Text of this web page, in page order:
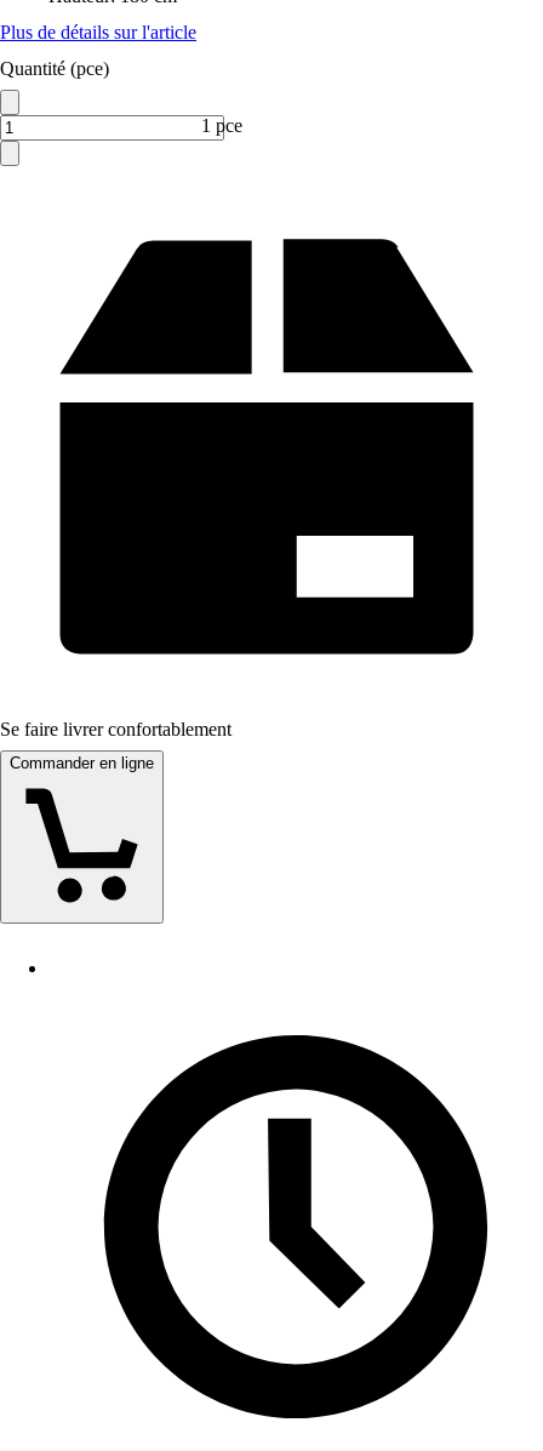
Plus de détails sur l'article
Quantité (pce)
1 pce
Se faire livrer confortablement
Commander en ligne